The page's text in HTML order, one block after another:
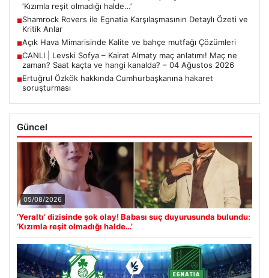
‘Kızımla reşit olmadığı halde…’
■Shamrock Rovers ile Egnatia Karşılaşmasının Detaylı Özeti ve
Kritik Anlar
■Açık Hava Mimarisinde Kalite ve bahçe mutfağı Çözümleri
■CANLI | Levski Sofya – Kairat Almaty maç anlatımı! Maç ne
zaman? Saat kaçta ve hangi kanalda? – 04 Ağustos 2026
■Ertuğrul Özkök hakkında Cumhurbaşkanına hakaret
soruşturması
Güncel
05/08/2026
‘Yeraltı’ dizisinde şok olay! Babası suç duyurusunda bulundu:
‘Kızımla reşit olmadığı halde…’